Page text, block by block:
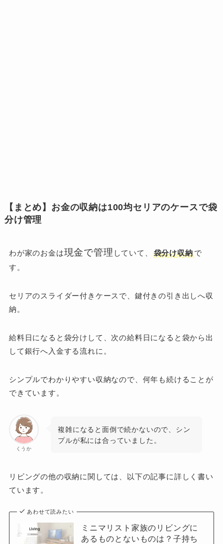
【まとめ】お金の収納は100均セリアのケースで袋
分け管理
わが家のお金は現金で管理 していて、 袋分け収納で
す。
セリアのスライダー付きケースで、鍵付きの引き出しへ収
納。
給料日になると袋分けして、次の給料日になると袋から出
して銀行へ入金する流れに。
シンプルでわかりやすい収納なので、何年も続けることが
できています。
くうか
複雑になると面倒で続かないので、シン
プルが私には合っていました。
リビングの他の収納に関しては、以下の記事に詳しく書い
ています。
あわせて読みたい
ミニマリスト家族のリビングに
あるものとないものは？子持ち